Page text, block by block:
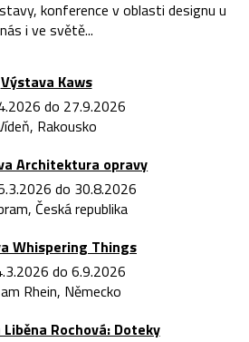
konference v oblasti designu u
nás i ve světě...
Výstava Kaws
do 27.9.2026
Rakousko
Architektura opravy
do 30.8.2026
Česká republika
Whispering Things
do 6.9.2026
Rhein, Německo
Rochová: Doteky